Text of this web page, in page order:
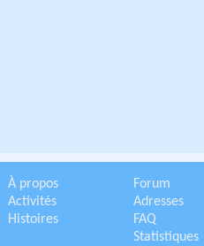
À propos
Activités
Histoires
Forum
Adresses
FAQ
Statistiques